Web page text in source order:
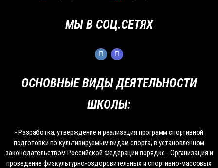
ОСНОВНЫЕ ВИДЫ ДЕЯТЕЛЬНОСТИ
ШКОЛЫ:
- Разработка, утверждение и реализация программ спортивной
подготовки по культивируемым видам спорта, в установленном
законодательством Российской Федерации порядке.- Организация и
проведение физкультурно-оздоровительных и спортивно-массовых
МЫ В СОЦ.СЕТЯХ